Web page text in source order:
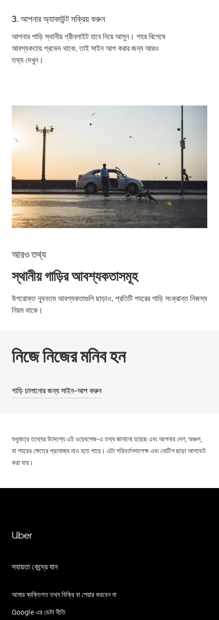
3. আপনার অ্যাকাউন্ট সক্রিয় করুন
আপনার গাড়ি স্থানীয় গ্রীনলাইট হাবে নিয়ে আসুন। শহর বিশেষে
আবশ্যকতায় প্রভেদ থাকে, তাই সাইন আপ করার জন্য আরও
তথ্য দেখুন।
আরও তথ্য
স্থানীয় গাড়ির আবশ্যকতাসমূহ
উপরোক্ত ন্যূনতম আবশ্যকতাগুলি ছাড়াও, প্রতিটি শহরের গাড়ি সংক্রান্ত নিজস্ব
নিয়ম থাকে।
নিজে নিজের মনিব হন
গাড়ি চালানোর জন্য সাইন-আপ করুন
শুধুমাত্র তথ্যের উদ্দেশ্যে এই ওয়েবপেজ-এ তথ্য জানানো হয়েছে এবং আপনার দেশ, অঞ্চল,
বা শহরের ক্ষেত্রে প্রযোজ্য নাও হতে পারে। এটা পরিবর্তনসাপেক্ষ এবং নোটিশ ছাড়া আপডেট
করা যায়।
Uber
সহায়তা কেন্দ্রে যান
আমার ব্যক্তিগত তথ্য বিক্রি বা শেয়ার করবেন না
Google এর ডেটা নীতি